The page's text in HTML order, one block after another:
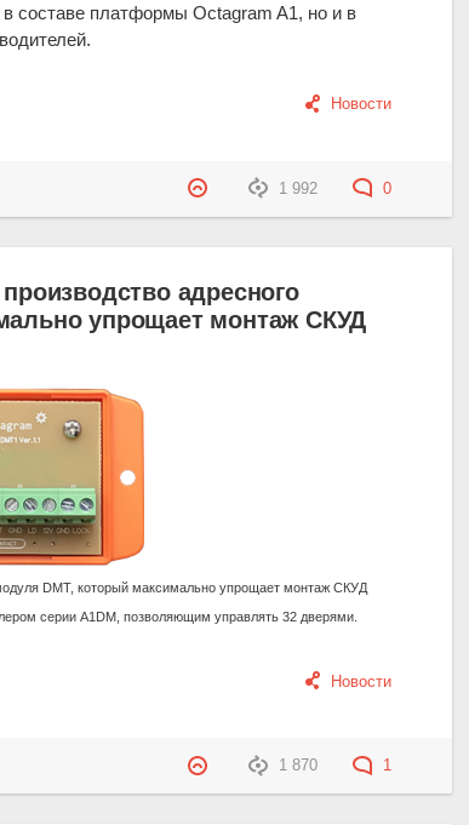
составе платформы Octagram A1, но и в
Новости
1 992 0
адресного
упрощает монтаж СКУД
DMТ, который максимально упрощает монтаж СКУД
серии A1DM, позволяющим управлять 32 дверями.
Новости
1 870 1